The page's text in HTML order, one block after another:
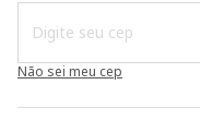
Não sei meu cep